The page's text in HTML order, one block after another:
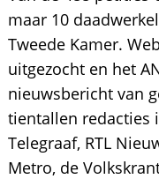
maar 10
Tweede Kamer.
uitgezocht en het
nieuwsbericht van
tientallen redacties
Telegraaf, RTL
Metro, de